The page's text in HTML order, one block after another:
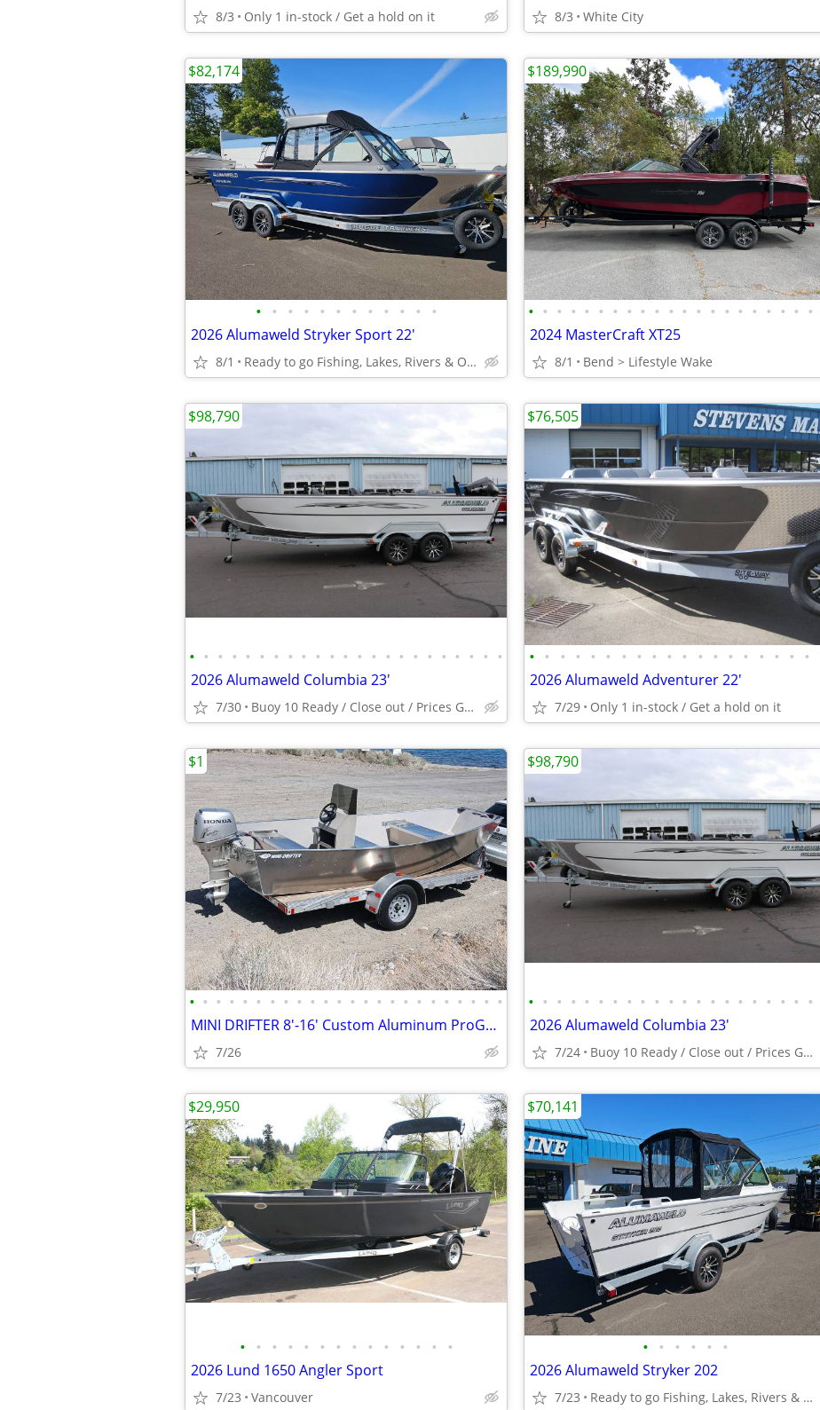
8/3 Only 1 in-stock / Get a hold on it 8/3 White City
• • • • • • • • • • • •
2026 Alumaweld Stryker Sport 22'
8/1 Ready to go Fishing, Lakes, Rivers & Ocean to Bays
$82,174
• • • • • • • • • • • • • • • • • • • • •
2024 MasterCraft XT25
8/1 Bend > Lifestyle Wake
$189,990
• • • • • • • • • • • • • • • • • • • • • • •
2026 Alumaweld Columbia 23'
7/30 Buoy 10 Ready / Close out / Prices Going up
$98,790
• • • • • • • • • • • • • • • • • • •
2026 Alumaweld Adventurer 22'
7/29 Only 1 in-stock / Get a hold on it
$76,505
• • • • • • • • • • • • • • • • • • • • • • • •
MINI DRIFTER 8'-16' Custom Aluminum ProGuide boats NEW SPECIAL PRICING
7/26
$1
• • • • • • • • • • • • • • • • • • • • •
2026 Alumaweld Columbia 23'
7/24 Buoy 10 Ready / Close out / Prices Going up
$98,790
• • • • • • • • • • • • • •
2026 Lund 1650 Angler Sport
7/23 Vancouver
$29,950
• • • • • •
2026 Alumaweld Stryker 202
7/23 Ready to go Fishing, Lakes, Rivers & Ocean to Bays
$70,141